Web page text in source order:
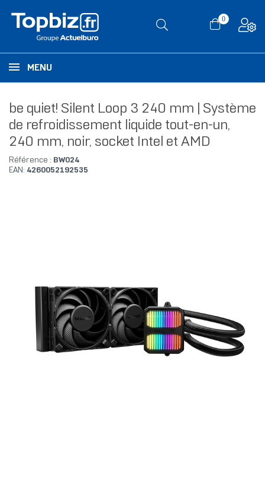
0
MENU
be quiet! Silent Loop 3 240 mm | Système
de refroidissement liquide tout-en-un,
240 mm, noir, socket Intel et AMD
Référence : BW024
EAN: 4260052192535